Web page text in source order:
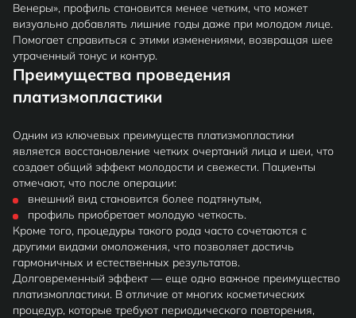
Венеры», профиль становится менее четким, что может
визуально добавлять лишние годы даже при молодом лице.
Помогает справиться с этими изменениями, возвращая шее
утраченный тонус и контур.
Преимущества проведения
платизмопластики
Одним из ключевых преимуществ платизмопластики
является восстановление четких очертаний лица и шеи, что
создает общий эффект молодости и свежести. Пациенты
отмечают, что после операции:
внешний вид становится более подтянутым,
профиль приобретает молодую четкость.
Кроме того, процедуры такого рода часто сочетаются с
другими видами омоложения, что позволяет достичь
гармоничных и естественных результатов.
Долговременный эффект — еще одно важное преимущество
платизмопластики. В отличие от многих косметических
процедур, которые требуют периодического повторения,